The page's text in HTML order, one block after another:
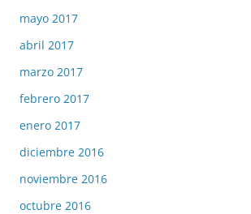
mayo 2017
abril 2017
marzo 2017
febrero 2017
enero 2017
diciembre 2016
noviembre 2016
octubre 2016